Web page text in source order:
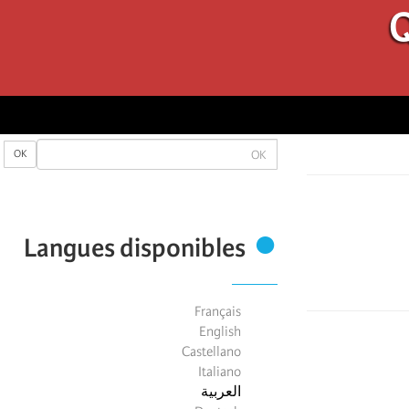
OK
OK
Langues disponibles
Français
English
Castellano
Italiano
العربية